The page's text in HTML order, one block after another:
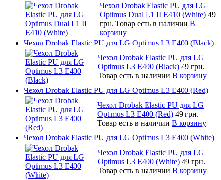
Чехол Drobak Elastic PU для LG
Optimus Dual L1 II E410 (White) 49
грн. Товар есть в наличии В
корзину
Чехол Drobak Elastic PU для LG Optimus L3 E400 (Black)
Чехол Drobak Elastic PU для LG
Optimus L3 E400 (Black) 49 грн.
Товар есть в наличии В корзину
Чехол Drobak Elastic PU для LG Optimus L3 E400 (Red)
Чехол Drobak Elastic PU для LG
Optimus L3 E400 (Red) 49 грн.
Товар есть в наличии В корзину
Чехол Drobak Elastic PU для LG Optimus L3 E400 (White)
Чехол Drobak Elastic PU для LG
Optimus L3 E400 (White) 49 грн.
Товар есть в наличии В корзину